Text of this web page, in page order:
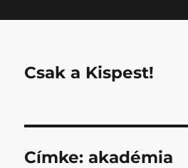
Csak a Kispest!
Címke:akadémia